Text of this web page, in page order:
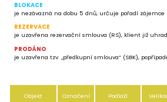
BLOKACE
je nezávazná na dobu 5 dnů, určuje pořadí zájemce
REZERVACE
je uzavřena rezervační smlouva (RS), klient již
PRODÁNO
je uzavřena tzv. „předkupní smlouva“ (SBK),
Objekt Označení Podlaží